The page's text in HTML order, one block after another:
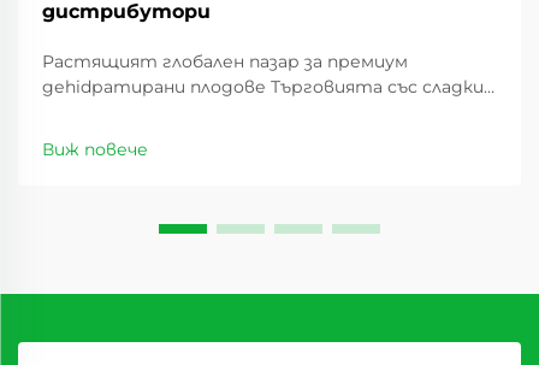
дистрибутори
Растящият глобален пазар за премиум
деhidратирани плодове Търговията със сладки
последното десетилетие, като предлага
изгодни възможности за дистрибутори по
Виж повече